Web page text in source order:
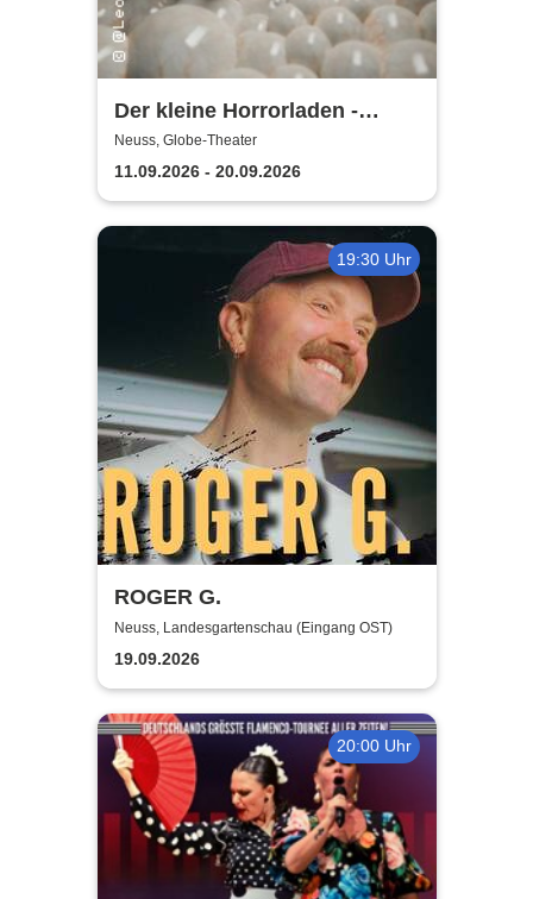
Der kleine Horrorladen -
Kulturforum Alte Post und
Musikschule Neuss
Neuss, Globe-Theater
11.09.2026 - 20.09.2026
19:30 Uhr
ROGER G.
Neuss, Landesgartenschau (Eingang OST)
19.09.2026
20:00 Uhr